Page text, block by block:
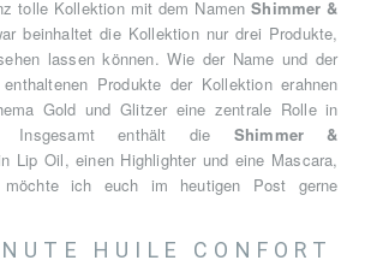
tolle Kollektion mit dem NamenShimmer &
beinhaltet die Kollektion nur drei Produkte,
lassen können. Wie der Name und der
Produkte der Kollektion erahnen
Gold und Glitzer eine zentrale Rolle in
Insgesamt enthält die Shimmer &
Lip Oil, einen Highlighter und eine Mascara,
ich euch im heutigen Post gerne
HUILE CONFORT